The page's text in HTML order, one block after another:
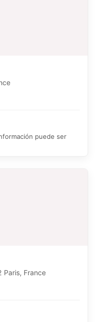
puede ser
Paris, France